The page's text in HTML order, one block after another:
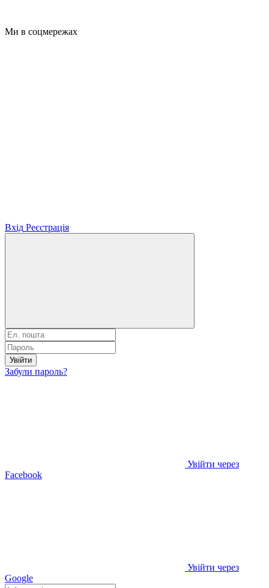
Ми в соцмережах
Вхід Реєстрація
Увійти
Забули пароль?
Увійти через
Facebook
Увійти через
Google